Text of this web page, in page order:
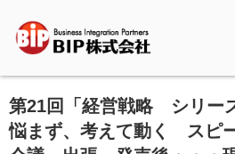
第21回「経営戦略 シリー
悩まず、考えて動く スピ